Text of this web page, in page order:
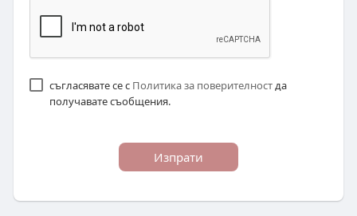
съгласявате се с Политика за поверителностда
получавате съобщения.
Изпрати